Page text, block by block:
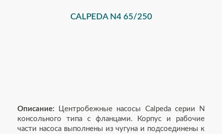
CALPEDA N4 65/250
Описание: Центробежные насосы Calpeda серии N
консольного типа с фланцами. Корпус и рабочие
части насоса выполнены из чугуна и подсоединены к